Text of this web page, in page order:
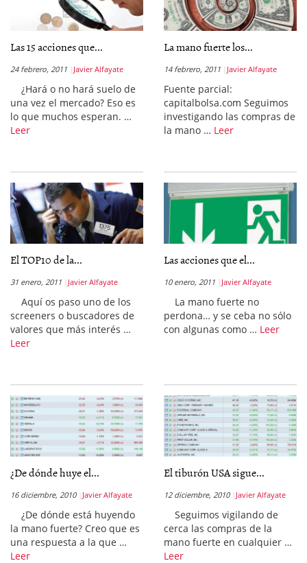
Las 15 acciones que...
24 febrero, 2011 Javier Alfayate
¿Hará o no hará suelo de
una vez el mercado? Eso es
lo que muchos esperan. …
Leer
La mano fuerte los...
14 febrero, 2011 Javier Alfayate
Fuente parcial:
capitalbolsa.com Seguimos
investigando las compras de
la mano … Leer
El TOP10 de la...
31 enero, 2011 Javier Alfayate
Aquí os paso uno de los
screeners o buscadores de
valores que más interés …
Leer
Las acciones que el...
10 enero, 2011 Javier Alfayate
La mano fuerte no
perdona… y se ceba no sólo
con algunas como … Leer
¿De dónde huye el...
16 diciembre, 2010 Javier Alfayate
¿De dónde está huyendo
la mano fuerte? Creo que es
una respuesta a la que …
Leer
El tiburón USA sigue...
12 diciembre, 2010 Javier Alfayate
Seguimos vigilando de
cerca las compras de la
mano fuerte en cualquier …
Leer